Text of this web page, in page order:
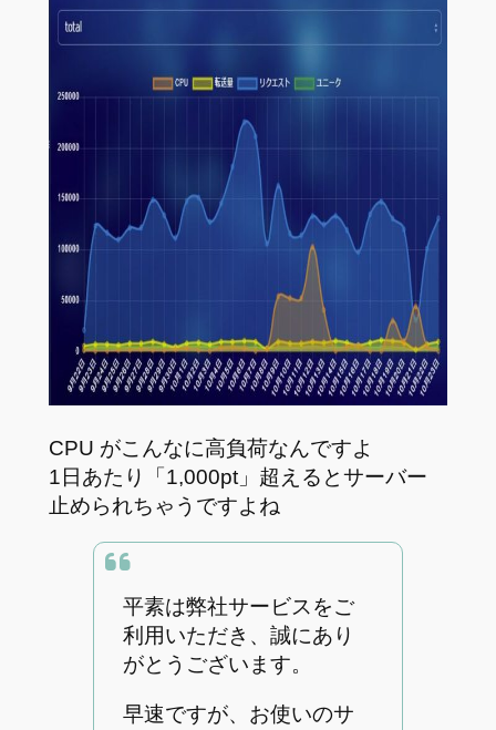
CPU がこんなに高負荷なんですよ
1日あたり「1,000pt」超えるとサーバー
止められちゃうですよね
平素は弊社サービスをご
利用いただき、誠にあり
がとうございます。
早速ですが、お使いのサ